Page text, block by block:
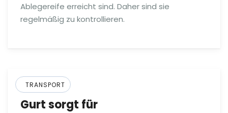
Ablegereife erreicht sind. Daher sind sie
regelmäßig zu kontrollieren.
TRANSPORT
Gurt sorgt für